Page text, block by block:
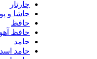
حاشا و پویا تات لاو
حافظ آهودشتی
حامد اسدالهی